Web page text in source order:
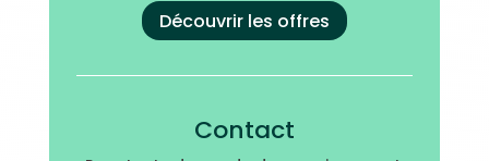
Découvrir les offres
Contact